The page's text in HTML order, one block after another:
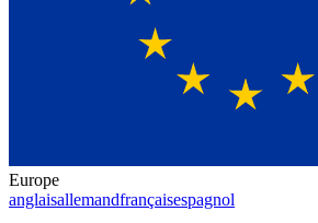
Europe
anglaisallemandfrançaisespagnol